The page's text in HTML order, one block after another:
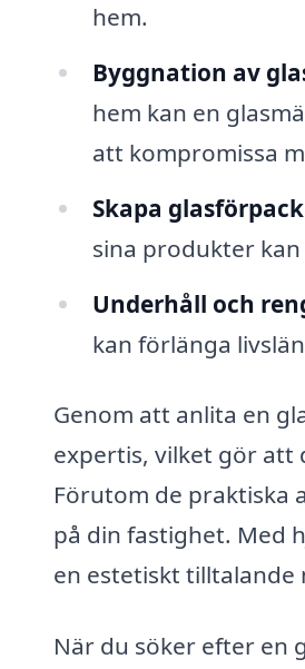
hem.
Byggnation av
hem kan en
att kompromissa
Skapa
sina produkter
Underhåll och
kan förlänga
Genom att anlita en
expertis, vilket gör att
Förutom de praktiska
på din fastighet. Med
en estetiskt tilltalande
När du söker efter en